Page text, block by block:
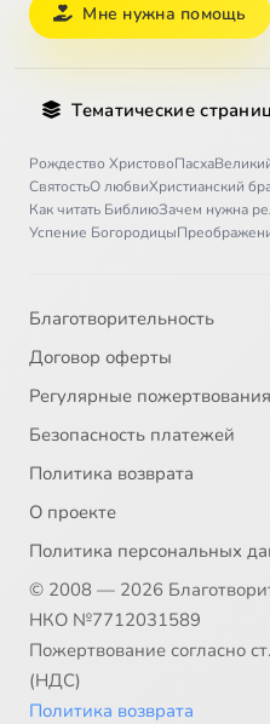
Мне нужна помощь
Тематические
Рождество ХристовоПасха
СвятостьО любвиХристианский
Как читать БиблиюЗачем нужна
Успение Богородицы
Благотворительность
Договор оферты
Регулярные пожертвования
Безопасность платежей
Политика возврата
О проекте
Политика персональных
© 2008 — 2026
НКО №7712031589
Пожертвование согласно
(НДС)
Политика возврата